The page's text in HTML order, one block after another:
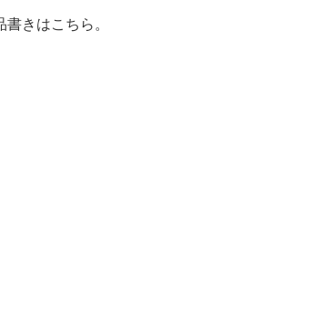
きはこちら。